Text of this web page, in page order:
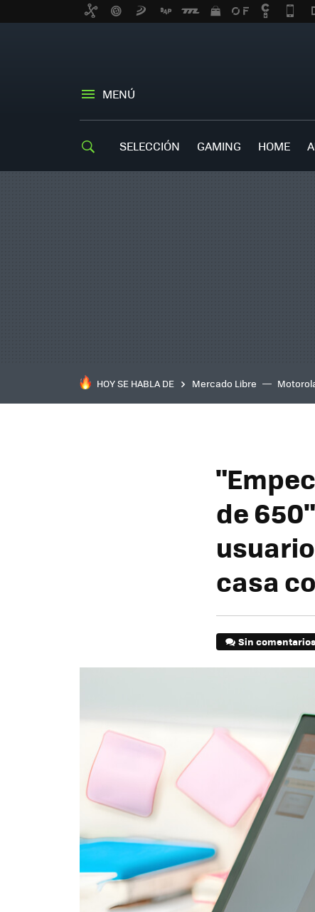
MENÚ
SELECCIÓN GAMING HOME
HOY SE HABLA DE Mercado Libre
de
casa
Sin comentarios